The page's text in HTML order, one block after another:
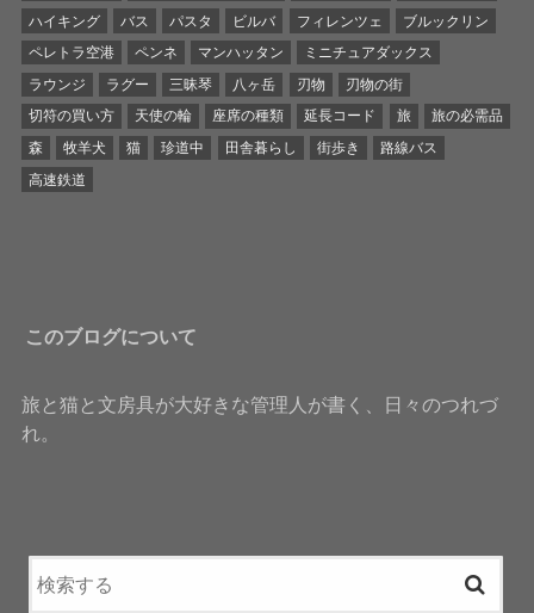
ハイキング
バス パスタ ビルバ フィレンツェ
ブルックリン
ペレトラ空港
ペンネ マンハッタン
ミニチュアダックス
ラウンジ
ラグー 三昧琴 八ヶ岳 刃物
刃物の街
切符の買い方
天使の輪 座席の種類 延長コード 旅
旅の必需品
森
牧羊犬 猫 珍道中 田舎暮らし 街歩き
路線バス
高速鉄道
このブログについて
旅と猫と文房具が大好きな管理人が書く、日々のつれづ
れ。